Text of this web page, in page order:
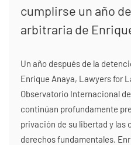
cumplirse un año
arbitraria de
Un año después de la
Enrique Anaya, Lawyers for
Observatorio Internacional
continúan profundamente
privación de su libertad y las
derechos fundamentales.